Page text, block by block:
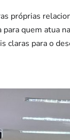
próprias
quem atua
claras para o